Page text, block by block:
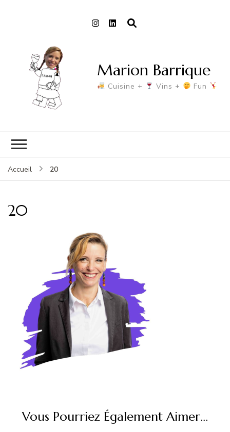
Marion Barrique
Cuisine + Vins + Fun
Accueil 20
20
Vous Pourriez Également Aimer...